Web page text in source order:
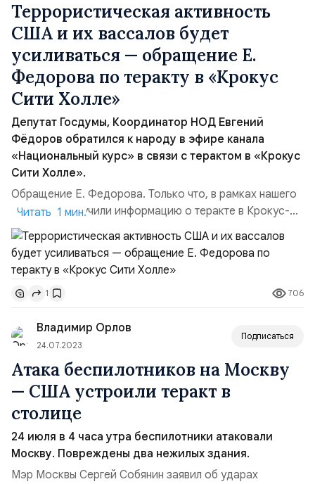
Террористическая активность
США и их вассалов будет
усиливаться — обращение Е.
Федорова по теракту в «Крокус
Сити Холле»
Депутат Госдумы, Координатор НОД Евгений
Фёдоров обратился к народу в эфире канала
«Национальный курс» в связи с терактом в «Крокус
Сити Холле».
Обращение Е. Федорова. Только что, в рамках нашего
эфира мы получили информацию о теракте в Крокус-
сити, о большом количестве погибших, всяческие
соболезнования родным тех, кто погиб. К сожалению,
террористическая активность США и их вассалов
будет усиливаться. О том, что эти теракты
планируются, практически, официально говорили...
Читать 1 мин.
1 706
Владимир Орлов
24.07.2023
Подписаться
Атака беспилотников на Москву
— США устроили теракт в
столице
24 июля в 4 часа утра беспилотники атаковали
Москву. Повреждены два нежилых здания.
Мэр Москвы Сергей Собянин заявил об ударах